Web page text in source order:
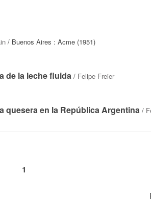
/ Buenos Aires : Acme (1951)
de la leche fluida / Felipe Freier
quesera en la República Argentina /
1